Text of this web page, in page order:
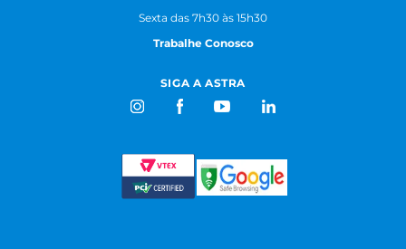
Sexta das 7h30 às 15h30
Trabalhe Conosco
SIGA A ASTRA